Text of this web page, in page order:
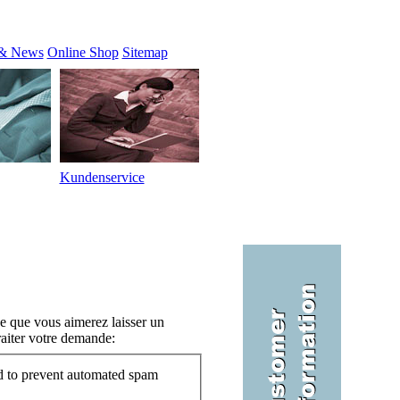
News Online Shop Sitemap
Kundenservice
que vous aimerez laisser un
votre demande:
prevent automated spam